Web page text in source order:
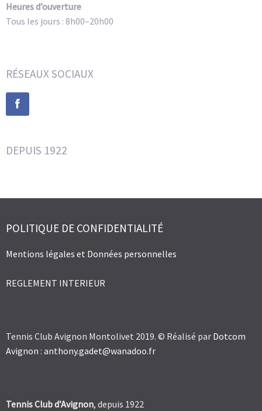
Heures d’ouverture
Tous les jours : 8h00–20h00
RÉSEAUX SOCIAUX
DEPUIS 1922
POLITIQUE DE CONFIDENTIALITÉ
Mentions légales et Données personnelles
REGLEMENT INTERIEUR
Tennis Club Avignon Montolivet 2019. © Réalisé par Dotcom
Avignon : anthony.gadet@wanadoo.fr
Tennis Club d’Avignon, depuis 1922